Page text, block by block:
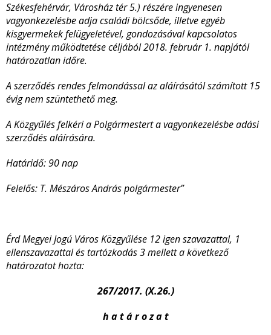
Székesfehérvár, Városház tér 5.) részére ingyenesen
vagyonkezelésbe adja családi bölcsőde, illetve egyéb
kisgyermekek felügyeletével, gondozásával kapcsolatos
intézmény működtetése céljából 2018. február 1. napjától
határozatlan időre.
A szerződés rendes felmondással az aláírásától számított 15
évig nem szüntethető meg.
A Közgyűlés felkéri a Polgármestert a vagyonkezelésbe adási
szerződés aláírására.
Határidő: 90 nap
Felelős: T. Mészáros András polgármester”
Érd Megyei Jogú Város Közgyűlése 12 igen szavazattal, 1
ellenszavazattal és tartózkodás 3 mellett a következő
határozatot hozta:
267/2017. (X.26.)
h a t á r o z a t